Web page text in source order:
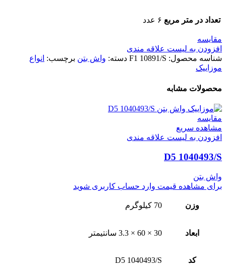
تعداد در متر مربع ۶ عدد
مقایسه
افزودن به لیست علاقه مندی
شناسه محصول: F1 10891/S دسته: واش بتن برچسب: انواع
موزاییک
محصولات مشابه
مقایسه
مشاهده سریع
افزودن به لیست علاقه مندی
D5 1040493/S
واش بتن
برای مشاهده قیمت وارد حساب کاربری شوید
وزن 70 کیلوگرم
ابعاد 30 × 60 × 3.3 سانتیمتر
کد D5 1040493/S